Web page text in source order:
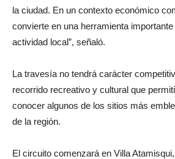
la ciudad. En un contexto económico
convierte en una herramienta
actividad local”, señaló.
La travesía no tendrá carácter
recorrido recreativo y cultural que
conocer algunos de los sitios más
de la región.
El circuito comenzará en Villa